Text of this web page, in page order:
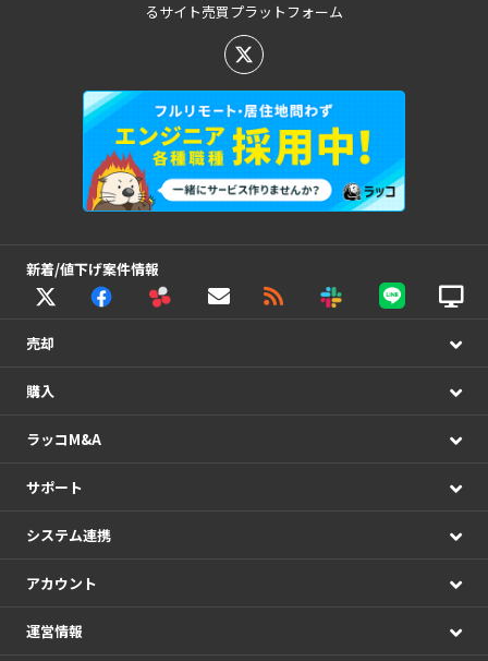
るサイト売買プラットフォーム
新着/値下げ案件情報
売却
購入
ラッコM&A
サポート
システム連携
アカウント
運営情報